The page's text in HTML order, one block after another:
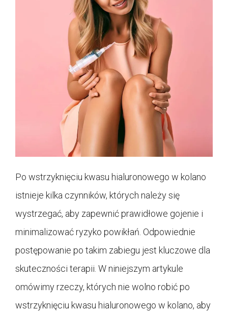
Po wstrzyknięciu kwasu hialuronowego w kolano
istnieje kilka czynników, których należy się
wystrzegać, aby zapewnić prawidłowe gojenie i
minimalizować ryzyko powikłań. Odpowiednie
postępowanie po takim zabiegu jest kluczowe dla
skuteczności terapii. W niniejszym artykule
omówimy rzeczy, których nie wolno robić po
wstrzyknięciu kwasu hialuronowego w kolano, aby